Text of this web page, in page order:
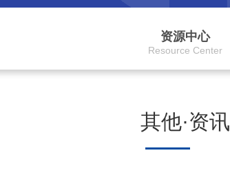
资源中心
Resource Center
其他·资讯